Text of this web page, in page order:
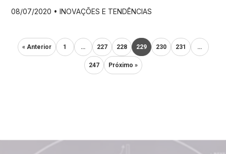
isso? Os produtores rurais, que têm papel
grandes motivadores para o constante
investimento em inovação e soluções cada vez
mais relevantes. A empresa conquistou a […]
08/07/2020 •INOVAÇÕES E TENDÊNCIAS
« Anterior 1 … 227 228 229 230 231 …
247 Próximo »